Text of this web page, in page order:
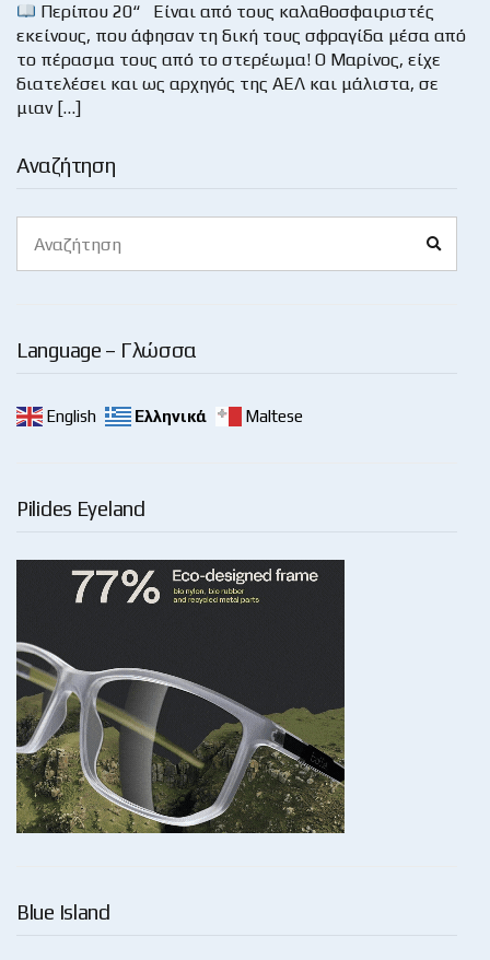
Αναζήτηση
for:
Language – Γλώσσα
English Ελληνικά Maltese
Pilides Eyeland
Blue Island
Περίπου 20“ Είναι από τους καλαθοσφαιριστές
εκείνους, που άφησαν τη δική τους σφραγίδα μέσα από
το πέρασμα τους από το στερέωμα! Ο Μαρίνος, είχε
διατελέσει και ως αρχηγός της ΑΕΛ και μάλιστα, σε
μιαν […]